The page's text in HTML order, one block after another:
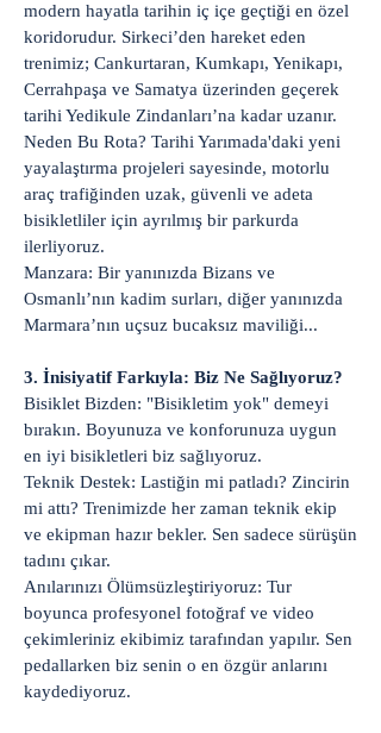
modern hayatla tarihin iç içe geçtiği en özel
koridorudur. Sirkeci’den hareket eden
trenimiz; Cankurtaran, Kumkapı, Yenikapı,
Cerrahpaşa ve Samatya üzerinden geçerek
tarihi Yedikule Zindanları’na kadar uzanır.
Neden Bu Rota? Tarihi Yarımada'daki yeni
yayalaştırma projeleri sayesinde, motorlu
araç trafiğinden uzak, güvenli ve adeta
bisikletliler için ayrılmış bir parkurda
ilerliyoruz.
Manzara: Bir yanınızda Bizans ve
Osmanlı’nın kadim surları, diğer yanınızda
Marmara’nın uçsuz bucaksız maviliği...
3. İnisiyatif Farkıyla: Biz Ne Sağlıyoruz?
Bisiklet Bizden: "Bisikletim yok" demeyi
bırakın. Boyunuza ve konforunuza uygun
en iyi bisikletleri biz sağlıyoruz.
Teknik Destek: Lastiğin mi patladı? Zincirin
mi attı? Trenimizde her zaman teknik ekip
ve ekipman hazır bekler. Sen sadece sürüşün
tadını çıkar.
Anılarınızı Ölümsüzleştiriyoruz: Tur
boyunca profesyonel fotoğraf ve video
çekimleriniz ekibimiz tarafından yapılır. Sen
pedallarken biz senin o en özgür anlarını
kaydediyoruz.